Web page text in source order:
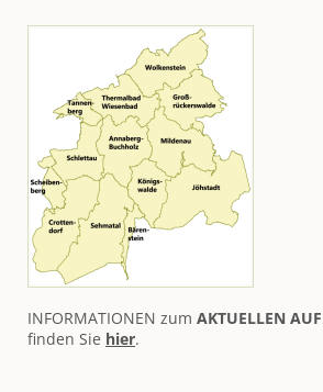
INFORMATIONEN zum AKTUELLEN
finden Sie hier.